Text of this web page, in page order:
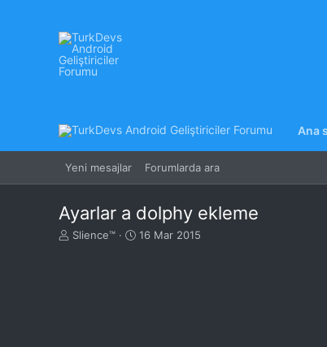
Ana
Yeni mesajlar Forumlarda ara
Ayarlar a dolphy ekleme
K
Slience™
B
16 Mar 2015